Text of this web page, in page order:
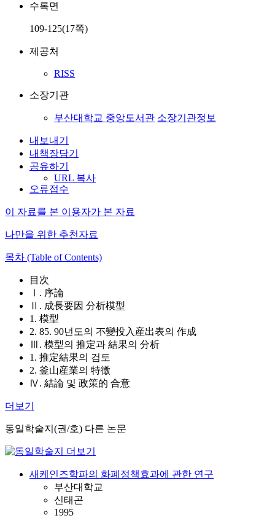
수록면
109-125(17쪽)
제공처
RISS
소장기관
부산대학교 중앙도서관 소장기관정보
내보내기
내책장담기
공유하기
URL 복사
오류접수
이 자료를 본 이용자가 본 자료
나만을 위한 추천자료
목차 (Table of Contents)
目次
Ⅰ. 序論
Ⅱ. 成長要因 分析模型
1. 模型
2. 85. 90년도의 不變投入産出表의 作成
Ⅲ. 模型의 推定과 結果의 分析
1. 推定結果의 검토
2. 釜山産業의 特徵
Ⅳ. 結論 및 政策的 合意
더보기
동일학술지(권/호) 다른 논문
새케인즈학파의 화폐정책효과에 관한 연구
부산대학교
신태곤
1995